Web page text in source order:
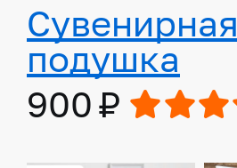
Сувенирная
подушка
900 ₽